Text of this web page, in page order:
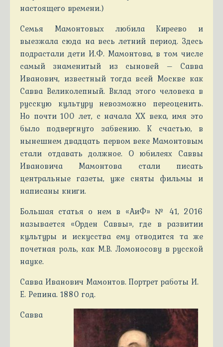
настоящего времени.)
Семья Мамонтовых любила Киреево и
выезжала сюда на весь летний период. Здесь
подрастали дети И.Ф. Мамонтова, в том числе
самый знаменитый из сыновей – Савва
Иванович, известный тогда всей Москве как
Савва Великолепный. Вклад этого человека в
русскую культуру невозможно переоценить.
Но почти 100 лет, с начала ХХ века, имя это
было подвергнуто забвению. К счастью, в
нынешнем двадцать первом веке Мамонтовым
стали отдавать должное. О юбилеях Саввы
Ивановича Мамонтова стали писать
центральные газеты, уже сняты фильмы и
написаны книги.
Большая статья о нем в «АиФ» № 41, 2016
называется «Орден Саввы», где в развитии
культуры и искусства ему отводится та же
почетная роль, как М.В. Ломоносову в русской
науке.
Савва Иванович Мамонтов. Портрет работы И.
Е. Репина. 1880 год.
Савва